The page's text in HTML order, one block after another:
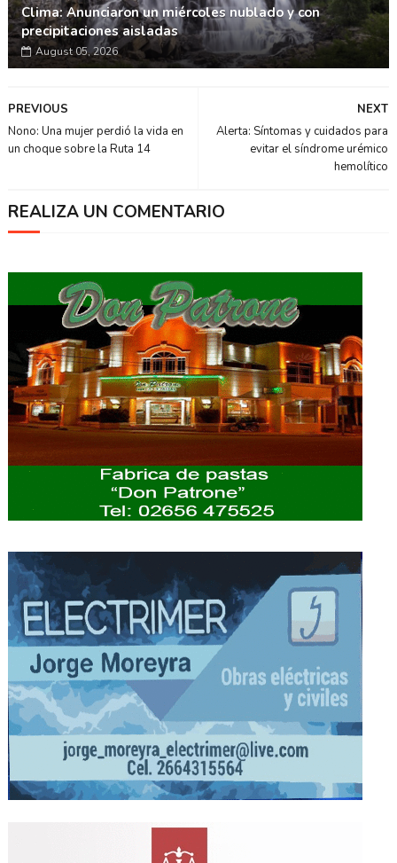
Clima: Anunciaron un miércoles nublado y con
precipitaciones aisladas
August 05, 2026
NEXT
Alerta: Síntomas y cuidados para
evitar el síndrome urémico
hemolítico
PREVIOUS
Nono: Una mujer perdió la vida en
un choque sobre la Ruta 14
REALIZA UN COMENTARIO